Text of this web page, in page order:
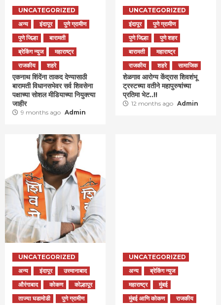
UNCATEGORIZED
अन्य
इंदापूर
पुणे ग्रामीण
पुणे जिल्हा
बारामती
ब्रेकिंग न्युज
महाराष्ट्र
राजकीय
शहरे
एकनाथ शिंदेंना ताकद देण्यासाठी
बारामती विधानसभेवर सर्व शिवसेना
पक्षाच्या सोशल मीडियाच्या नियुक्त्या
जाहीर
9 months ago Admin
UNCATEGORIZED
इंदापूर
पुणे ग्रामीण
पुणे जिल्हा
पुणे शहर
बारामती
महाराष्ट्र
राजकीय
शहरे सामाजिक
शेळगाव आरोग्य केंद्रास शिवशंभू
ट्रस्टच्या वतीने महापुरुषांच्या
प्रतिमा भेट..!!
12 months ago Admin
UNCATEGORIZED
अन्य
इंदापूर
उस्मानाबाद
औरंगाबाद
कोकण
कोल्हापूर
ताज्या घडामोडी
पुणे ग्रामीण
UNCATEGORIZED
अन्य
ब्रेकिंग न्युज
महाराष्ट्र
मुंबई
मुंबई आणि कोकण
राजकीय